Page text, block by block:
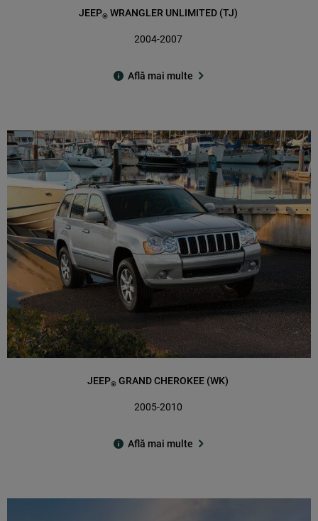
JEEP®WRANGLER UNLIMITED (TJ)
2004-2007
Află mai multe
JEEP® GRAND CHEROKEE (WK)
2005-2010
Află mai multe